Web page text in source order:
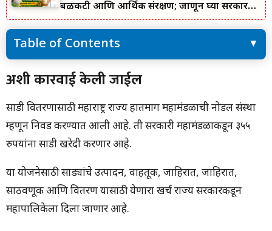
बळकटी आणि आर्थिक संरक्षण; जाणून घ्या सरकारचा
नवा संकल्प.
Table of Contents
अशी कारवाई केली जाईल
महाराष्ट्रीयन सणासाठी साडी मिळणार आहे
तालुक्याचे नाव लाभार्थ्यांची संख्या
अशी कारवाई केली जाईल
साडी वितरणासाठी महाराष्ट्र राज्य हातमाग महामंडळाची नोडल संस्था
म्हणून निवड करण्यात आली आहे. ती सरकारी महामंडळाकडून ३५५
रुपयांना साडी खरेदी करणार आहे.
या योजनेसाठी साड्यांचे उत्पादन, वाहतूक, जाहिरात, जाहिरात,
साठवणूक आणि वितरण यासाठी येणारा खर्च राज्य सरकारकडून
महापालिकेला दिला जाणार आहे.